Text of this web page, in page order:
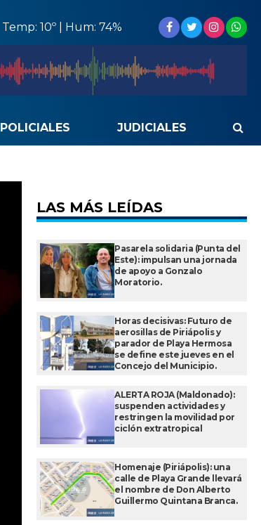
Temp: 10º | Hum: 74%
POLICIALES JUDICIALES
LAS MÁS LEÍDAS
Pasarela solidaria (Punta del
Este): impulsan una jornada
de apoyo a Gonzalo
Moratorio.
Horas decisivas: Futuro de
aerosillas de Piriápolis y
parador de Playa Hermosa
se define este jueves en el
Concejo del Municipio.
ALERTA ROJA (Maldonado):
suspenden actividades y
restringen la movilidad por
ciclón extratropical
Homenaje (Piriápolis): una
calle de Playa Grande llevará
el nombre de Don Alberto
Guillermo Quintana Branca.